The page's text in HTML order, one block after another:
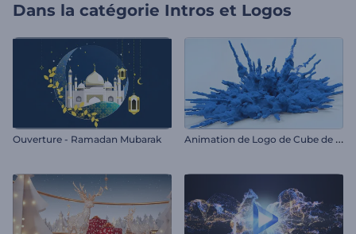
Dans la catégorie Intros et Logos
Ouverture - Ramadan Mubarak A
nimation de Logo de Cube de Fumée qui s'Effondre